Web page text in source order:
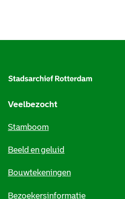
Veelbezocht
Stamboom
Beeld en geluid
Bouwtekeningen
Bezoekersinformatie